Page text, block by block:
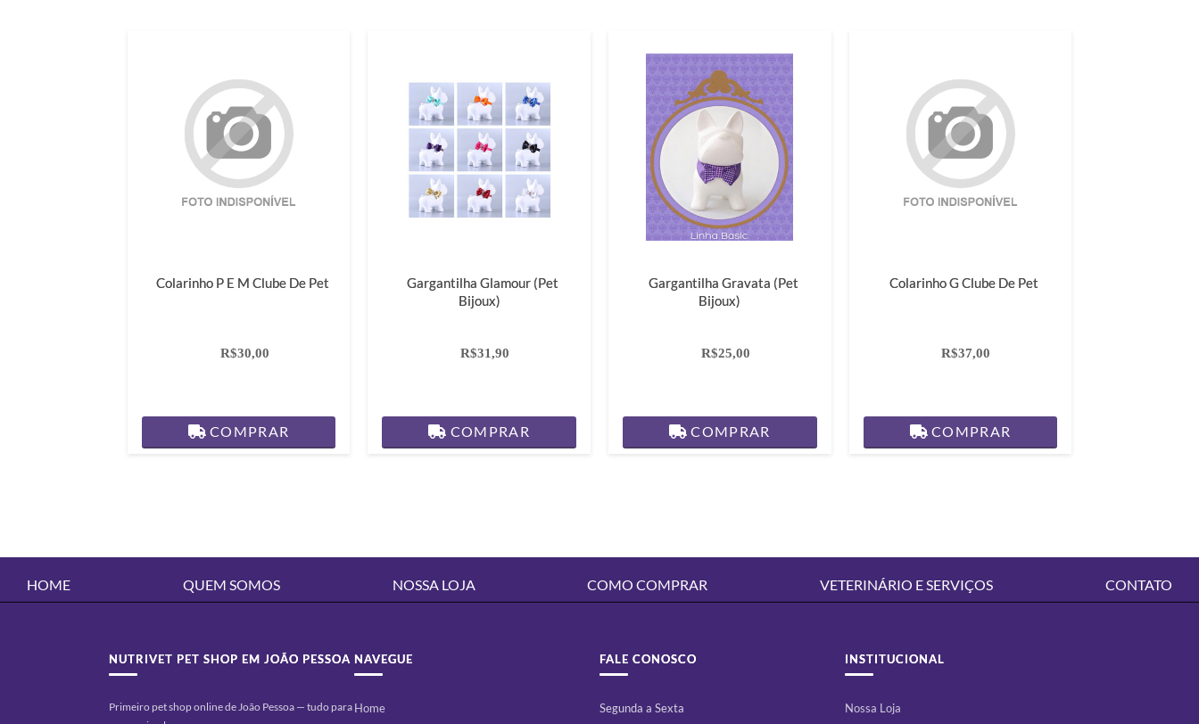
Colarinho P E M Clube De Pet
R$30,00
COMPRAR
Gargantilha Glamour (Pet
Bijoux)
R$31,90
COMPRAR
Gargantilha Gravata (Pet
Bijoux)
R$25,00
COMPRAR
Colarinho G Clube De Pet
R$37,00
COMPRAR
HOME QUEM SOMOS NOSSA LOJA COMO COMPRAR VETERINÁRIO E SERVIÇOS CONTATO
NUTRIVET PET SHOP EM JOÃO PESSOA
Primeiro pet shop online de João Pessoa — tudo para
NAVEGUE
Home
FALE CONOSCO
Segunda a Sexta
INSTITUCIONAL
Nossa Loja